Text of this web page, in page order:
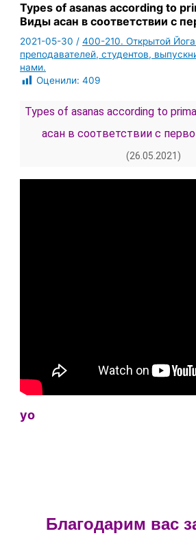
Types of asanas according to
Виды асан в соответствии с
2021-05-30/400-210. Открытой
преподавателей, студентов,
нами.
Оценили: 409
Types of asanas according to
асан в соответствии с
(26.05.2021)
yo
Благодарим вас